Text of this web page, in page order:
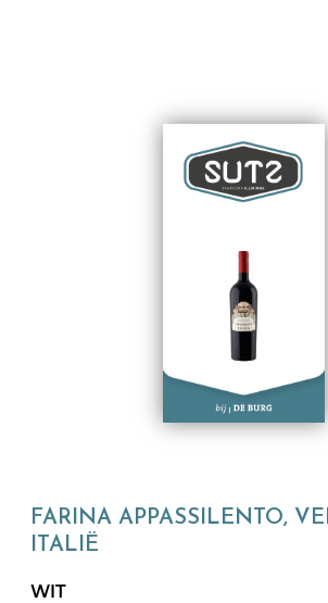
FARINA APPASSILENTO,
ITALIË
WIT